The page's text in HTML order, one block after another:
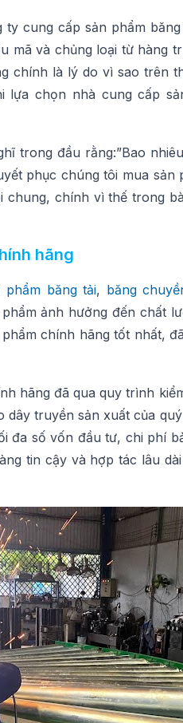
cung cấp sản phẩm
mã và chủng loại từ hàng
chính là lý do vì sao trên
chọn nhà cung cấp
trong đầu rằng:”Bao
phục chúng tôi mua sản
chính vì thế trong
hãng
phẩm băng tải, băng
ảnh hưởng đến chất
chính hãng tốt nhất,
hãng đã qua quy trình
truyền sản xuất của
đa số vốn đầu tư, chi phí
tin cậy và hợp tác lâu